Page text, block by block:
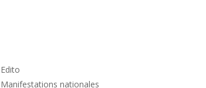
Edito
Manifestations nationales